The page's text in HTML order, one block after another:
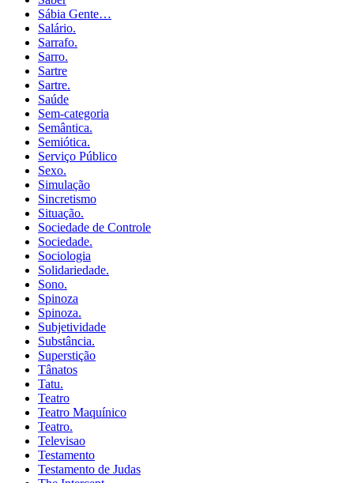
Sábia Gente…
Salário.
Sarrafo.
Sarro.
Sartre
Sartre.
Saúde
Sem-categoria
Semântica.
Semiótica.
Serviço Público
Sexo.
Simulação
Sincretismo
Situação.
Sociedade de Controle
Sociedade.
Sociologia
Solidariedade.
Sono.
Spinoza
Spinoza.
Subjetividade
Substância.
Superstição
Tânatos
Tatu.
Teatro
Teatro Maquínico
Teatro.
Televisao
Testamento
Testamento de Judas